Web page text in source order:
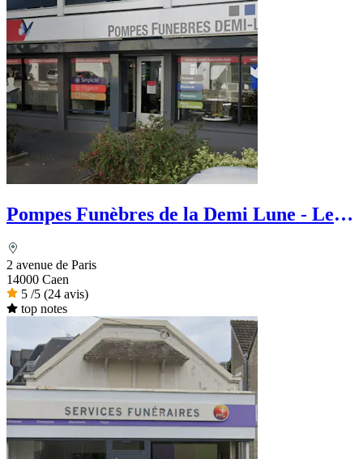
Pompes Funèbres de la Demi Lune - Le
2 avenue de Paris
14000 Caen
5 /5 (24 avis)
top notes